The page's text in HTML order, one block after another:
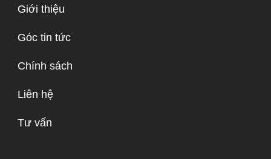
Giới thiệu
Góc tin tức
Chính sách
Liên hệ
Tư vấn